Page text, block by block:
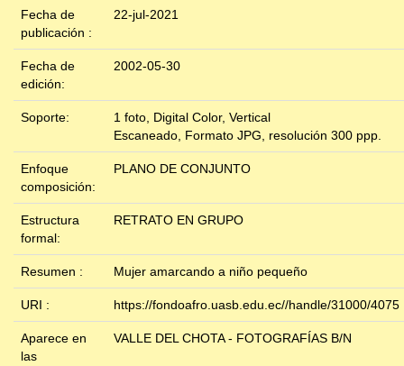
Fecha de
publicación :
22-jul-2021
Fecha de
edición:
2002-05-30
Soporte:
1 foto, Digital Color, Vertical
Escaneado, Formato JPG, resolución 300 ppp.
Enfoque
composición:
PLANO DE CONJUNTO
Estructura
formal:
RETRATO EN GRUPO
Resumen : Mujer amarcando a niño pequeño
URI : https://fondoafro.uasb.edu.ec//handle/31000/4075
Aparece en
las
VALLE DEL CHOTA - FOTOGRAFÍAS B/N